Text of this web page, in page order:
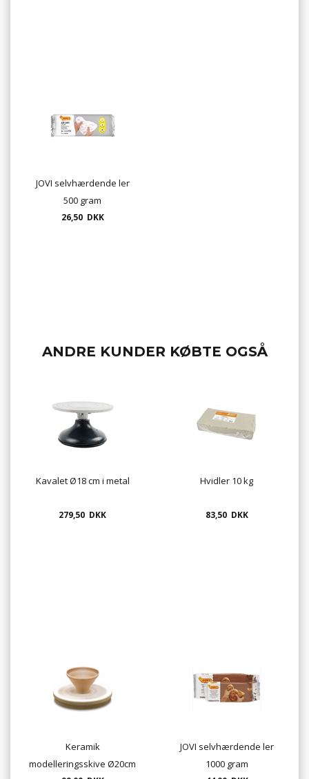
JOVI selvhærdende ler
500 gram
26,50 DKK
ANDRE KUNDER KØBTE OGSÅ
Kavalet Ø18 cm i metal
279,50 DKK
Hvidler 10 kg
83,50 DKK
Keramik
modelleringsskive Ø20cm
JOVI selvhærdende ler
1000 gram